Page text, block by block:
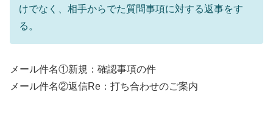
けでなく、相手からでた質問事項に対する返事をす
る。
メール件名①新規：確認事項の件
メール件名②返信Re：打ち合わせのご案内